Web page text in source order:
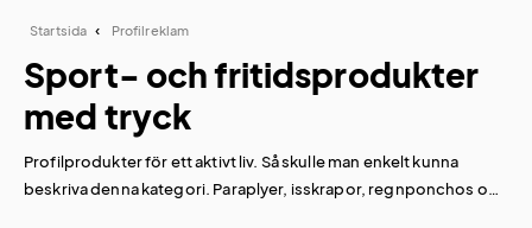
Startsida Profilreklam
Sport- och fritidsprodukter
med tryck
Profilprodukter för ett aktivt liv. Så skulle man enkelt kunna
beskriva denna kategori. Paraplyer, isskrapor, regnponchos och